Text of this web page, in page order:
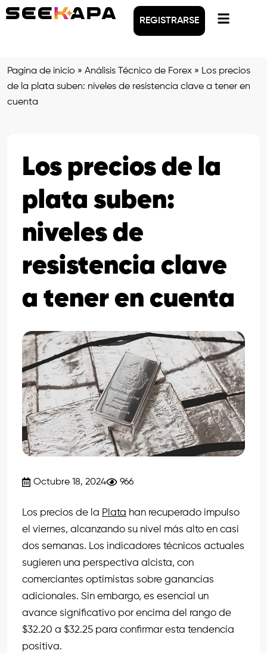
REGISTRARSE
Pagina de inicio » Análisis Técnico de Forex » Los precios
de la plata suben: niveles de resistencia clave a tener en
cuenta
Los precios de la
plata suben:
niveles de
resistencia clave
a tener en cuenta
Octubre 18, 2024 966
Los precios de la Plata han recuperado impulso
el viernes, alcanzando su nivel más alto en casi
dos semanas. Los indicadores técnicos actuales
sugieren una perspectiva alcista, con
comerciantes optimistas sobre ganancias
adicionales. Sin embargo, es esencial un
avance significativo por encima del rango de
$32.20 a $32.25 para confirmar esta tendencia
positiva.